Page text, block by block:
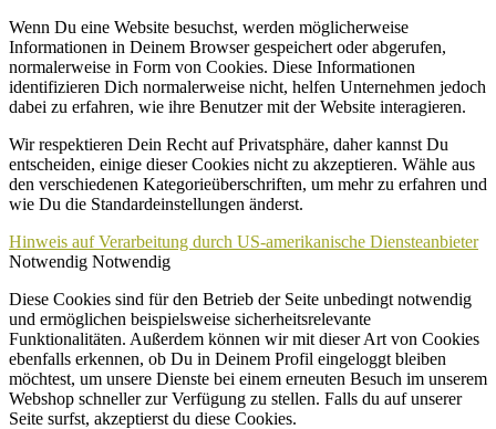
Wenn Du eine Website besuchst, werden möglicherweise
Informationen in Deinem Browser gespeichert oder abgerufen,
normalerweise in Form von Cookies. Diese Informationen
identifizieren Dich normalerweise nicht, helfen Unternehmen jedoch
dabei zu erfahren, wie ihre Benutzer mit der Website interagieren.
Wir respektieren Dein Recht auf Privatsphäre, daher kannst Du
entscheiden, einige dieser Cookies nicht zu akzeptieren. Wähle aus
den verschiedenen Kategorieüberschriften, um mehr zu erfahren und
wie Du die Standardeinstellungen änderst.
Hinweis auf Verarbeitung durch US-amerikanische Diensteanbieter
Notwendig Notwendig
Diese Cookies sind für den Betrieb der Seite unbedingt notwendig
und ermöglichen beispielsweise sicherheitsrelevante
Funktionalitäten. Außerdem können wir mit dieser Art von Cookies
ebenfalls erkennen, ob Du in Deinem Profil eingeloggt bleiben
möchtest, um unsere Dienste bei einem erneuten Besuch im unserem
Webshop schneller zur Verfügung zu stellen. Falls du auf unserer
Seite surfst, akzeptierst du diese Cookies.